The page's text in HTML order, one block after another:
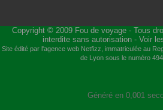
Copyright © 2009 Fou de voyage- Tous
interdite sans autorisation - Voir
Site édité par l'agence web Netfizz, immatriculée au
de Lyon sous le numéro
Généré en 0,001